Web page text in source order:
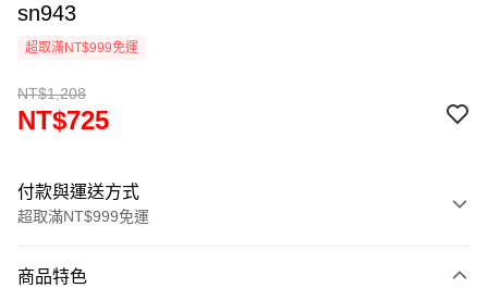
sn943
超取滿NT$999免運
NT$1,208
NT$725
付款與運送方式
超取滿NT$999免運
商品特色